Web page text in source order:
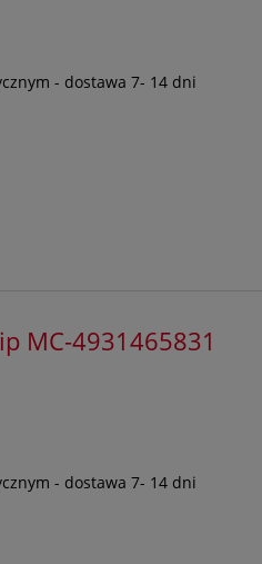
- dostawa 7- 14 dni
MC-4931465831
- dostawa 7- 14 dni